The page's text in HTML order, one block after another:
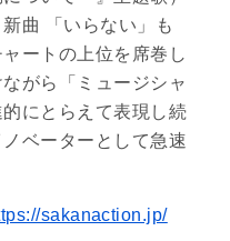
曲 「いらない」も
ートの上位を席巻し
がら「ミュージシャ
にとらえて表現し続
ベーターとして急速
sakanaction.jp/